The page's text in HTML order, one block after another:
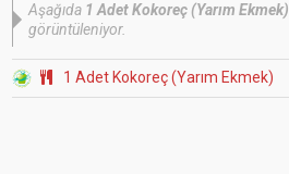
Aşağıda 1 Adet Kokoreç (Yarım Ekmek)
görüntüleniyor.
1 Adet Kokoreç (Yarım Ekmek)